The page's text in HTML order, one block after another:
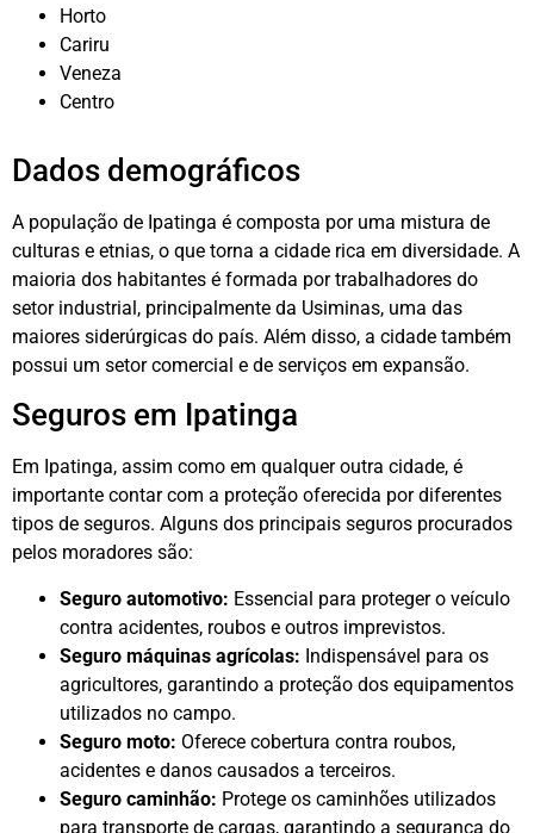
Horto
Cariru
Veneza
Centro
Dados demográficos
A população de Ipatinga é composta por uma mistura de
culturas e etnias, o que torna a cidade rica em diversidade. A
maioria dos habitantes é formada por trabalhadores do
setor industrial, principalmente da Usiminas, uma das
maiores siderúrgicas do país. Além disso, a cidade também
possui um setor comercial e de serviços em expansão.
Seguros em Ipatinga
Em Ipatinga, assim como em qualquer outra cidade, é
importante contar com a proteção oferecida por diferentes
tipos de seguros. Alguns dos principais seguros procurados
pelos moradores são:
Seguro automotivo: Essencial para proteger o veículo
contra acidentes, roubos e outros imprevistos.
Seguro máquinas agrícolas: Indispensável para os
agricultores, garantindo a proteção dos equipamentos
utilizados no campo.
Seguro moto: Oferece cobertura contra roubos,
acidentes e danos causados a terceiros.
Seguro caminhão: Protege os caminhões utilizados
para transporte de cargas, garantindo a segurança do